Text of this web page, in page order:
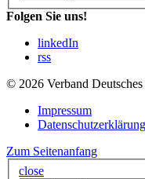
Folgen Sie uns!
linkedIn
rss
© 2026 Verband
Impressum
Datenschutzerklärung
Zum Seitenanfang
close